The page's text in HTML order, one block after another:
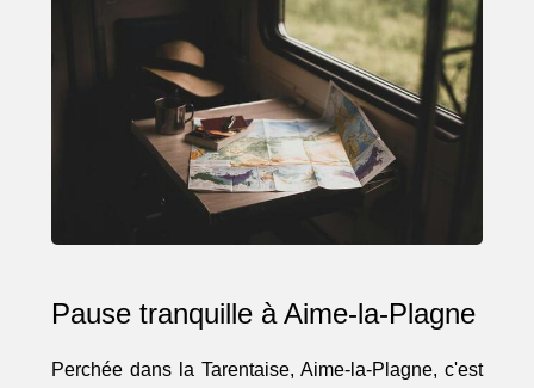
Pause tranquille à Aime-la-Plagne
Perchée dans la Tarentaise, Aime-la-Plagne, c'est